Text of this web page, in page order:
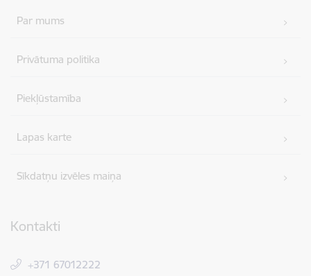
Par mums
Privātuma politika
Piekļūstamība
Lapas karte
Sīkdatņu izvēles maiņa
Kontakti
+371 67012222